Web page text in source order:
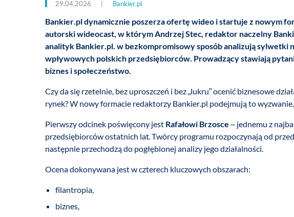
29.04.2026 Bankier.pl
Bankier.pl dynamicznie poszerza ofertę wideo i startuje z nowym
autorski wideocast, w którym Andrzej Stec, redaktor naczelny
analityk Bankier.pl. w bezkompromisowy sposób analizują sylwetki
wpływowych polskich przedsiębiorców. Prowadzący stawiają
biznes i społeczeństwo.
Czy da się rzetelnie, bez uproszczeń i bez „lukru” ocenić biznesowe
rynek? W nowy formacie redaktorzy Bankier.pl podejmują to wyzwanie.
Pierwszy odcinek poświęcony jest Rafałowi Brzosce – jednemu z
przedsiębiorców ostatnich lat. Twórcy programu rozpoczynają od
następnie przechodzą do pogłębionej analizy jego działalności.
Ocena dokonywana jest w czterech kluczowych obszarach:
filantropia,
biznes,